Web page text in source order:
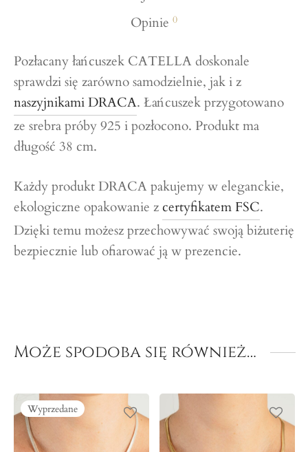
Opinie 0
Pozłacany łańcuszek CATELLA doskonale
sprawdzi się zarówno samodzielnie, jak i z
naszyjnikami DRACA. Łańcuszek przygotowano
ze srebra próby 925 i pozłocono. Produkt ma
długość 38 cm.
Każdy produkt DRACA pakujemy w eleganckie,
ekologiczne opakowanie zcertyfikatem FSC.
Dzięki temu możesz przechowywać swoją biżuterię
bezpiecznie lub ofiarować ją w prezencie.
Może spodoba się również…
Wyprzedane